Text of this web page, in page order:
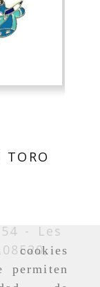
permiten
TORO
-
Les
08520,